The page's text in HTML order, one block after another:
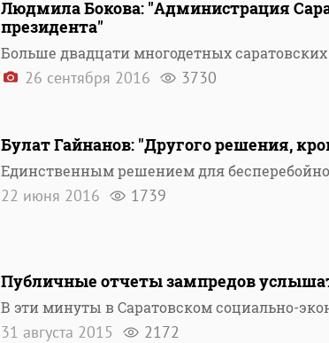
Людмила Бокова: "Администрация
президента"
Больше двадцати многодетных
26 сентября 2016 3730
Булат Гайнанов: "Другого решения,
Единственным решением для
22 июня 2016 1739
Публичные отчеты зампредов
В эти минуты в Саратовском социально-
31 августа 2015 2172